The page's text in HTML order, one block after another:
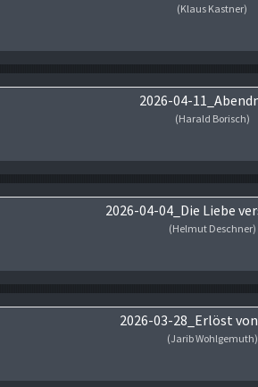
(Klaus Kastner)
2026-04-
(Harald Borisch)
2026-04-04_Die Liebe
(Helmut Deschner)
2026-03-28_Erlöst
(Jarib Wohlgemuth)